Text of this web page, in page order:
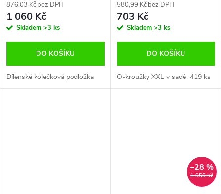
876,03 Kč bez DPH
1 060 Kč
Skladem >3 ks
DO KOŠÍKU
Dílenské kolečková podložka
580,99 Kč bez DPH
703 Kč
Skladem >3 ks
DO KOŠÍKU
O-kroužky XXL v sadě 419 ks
1 050 Kč
–28 %